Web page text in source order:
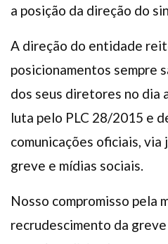
a posição da direção do
A direção do entidade
posicionamentos sempre
dos seus diretores no dia
luta pelo PLC 28/2015 e
comunicações oficiais,
greve e mídias sociais.
Nosso compromisso pela
recrudescimento da
FacebookInstagramTwitter